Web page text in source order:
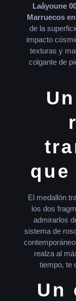
Laâyoune
Marruecos
de la
impacto
texturas y
colgante de
que
El medallón
los dos
admirarlos
sistema de
realza al
tiempo, te
Un